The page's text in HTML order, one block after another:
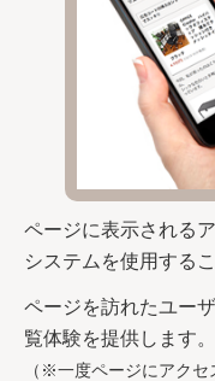
ページに表示される
システムを使用する
ページを訪れたユー
覧体験を提供します。
（※一度ページにアク